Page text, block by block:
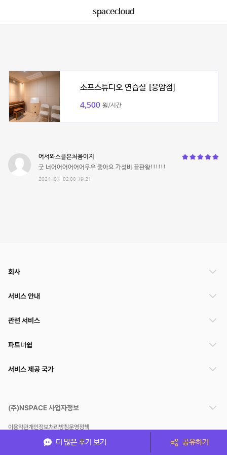
spacecloud
소프스튜디오 연습실 [응암점]
4,500 원/시간
어서와스클은처음이지
굿 너어어어어어어무우 좋아요 가성비 끝판왕!!!!!!
2024-03-02 00:39:21
더 많은 후기 보기 공유하기
회사
서비스 안내
관련 서비스
파트너쉽
서비스 제공 국가
(주)NSPACE 사업자정보
이용약관개인정보처리방침운영정책
스페이스클라우드는 통신판매중개자이며 통신판매의 당사자가 아닙니다. 따라서 스페이스클
라우드는 공간 거래정보 및 거래에 대해 책임지지 않습니다.